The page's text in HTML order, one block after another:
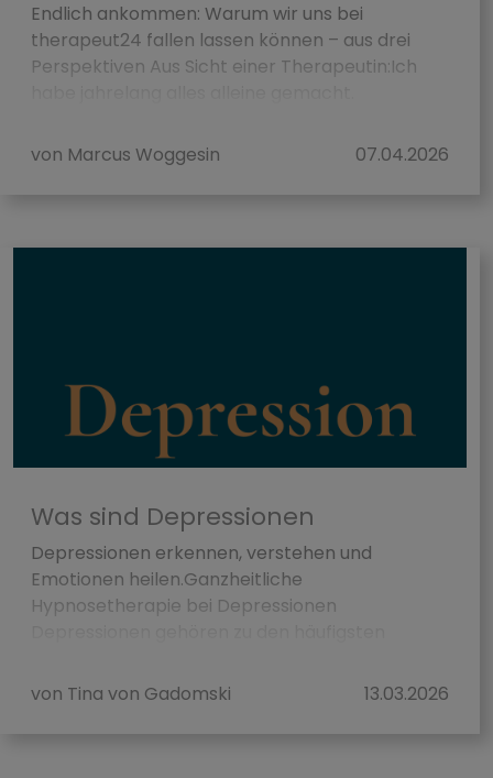
Endlich ankommen: Warum wir uns bei
therapeut24 fallen lassen können – aus drei
Perspektiven Aus Sicht einer Therapeutin:Ich
von Marcus Woggesin
07.04.2026
Was sind Depressionen
Depressionen erkennen, verstehen und
Emotionen heilen.Ganzheitliche
Hypnosetherapie bei Depressionen
von Tina von Gadomski
13.03.2026